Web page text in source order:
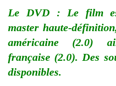
Le DVD : Le film
master haute-
américaine (2.0)
française (2.0). Des
disponibles.